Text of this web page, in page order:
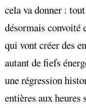
cela va donner :
désormais
qui vont créer des
autant de fiefs
une régression
entières aux heures